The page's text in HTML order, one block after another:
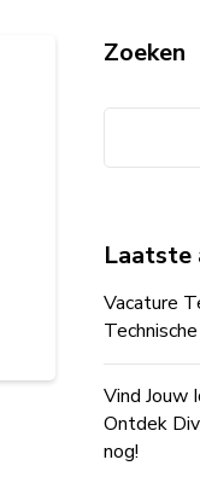
Zoeken
Laatste
Vacature
Vind Jouw
Ontdek
nog!